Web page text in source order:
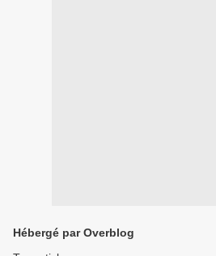
Hébergé par Overblog